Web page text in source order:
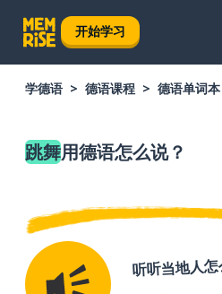
开始学习
学德语 德语课程 德语单词本
跳舞用德语怎么说？
听听当地人